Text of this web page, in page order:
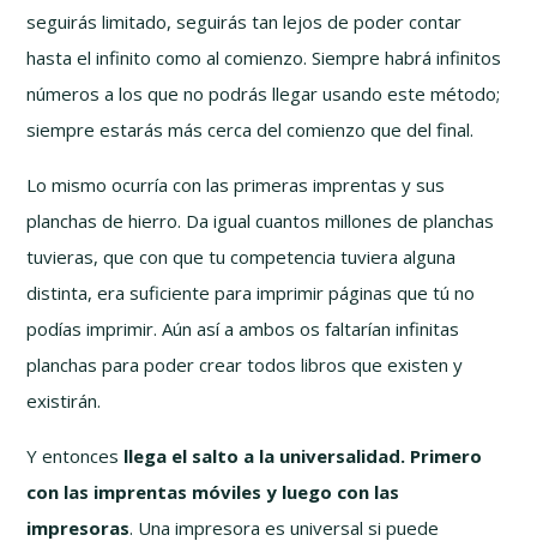
seguirás limitado, seguirás tan lejos de poder contar
hasta el infinito como al comienzo. Siempre habrá infinitos
números a los que no podrás llegar usando este método;
siempre estarás más cerca del comienzo que del final.
Lo mismo ocurría con las primeras imprentas y sus
planchas de hierro. Da igual cuantos millones de planchas
tuvieras, que con que tu competencia tuviera alguna
distinta, era suficiente para imprimir páginas que tú no
podías imprimir. Aún así a ambos os faltarían infinitas
planchas para poder crear todos libros que existen y
existirán.
Y entonces llega el salto a la universalidad. Primero
con las imprentas móviles y luego con las
impresoras. Una impresora es universal si puede